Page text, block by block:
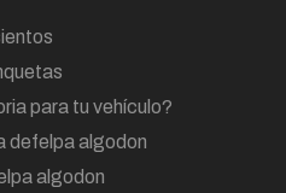
para tu vehículo?
defelpa algodon
algodon